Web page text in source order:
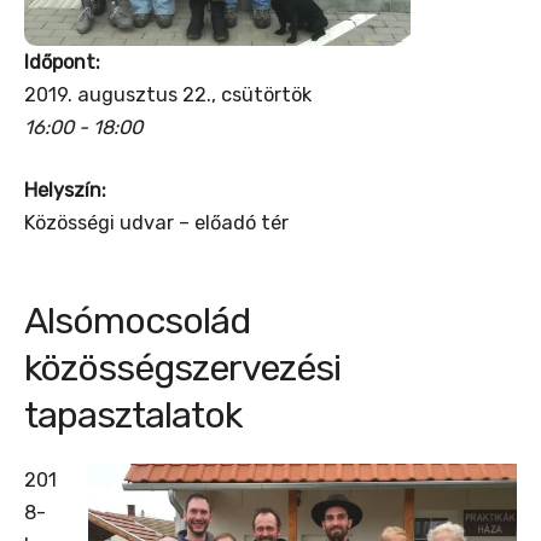
Időpont:
2019. augusztus 22., csütörtök
16:00 - 18:00
Helyszín:
Közösségi udvar – előadó tér
Alsómocsolád
közösségszervezési
tapasztalatok
201
8-